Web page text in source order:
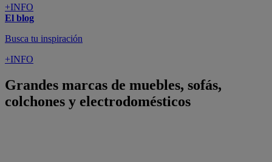
+INFO
El blog
Busca tu inspiración
+INFO
Grandes marcas de muebles, sofás,
colchones y electrodomésticos